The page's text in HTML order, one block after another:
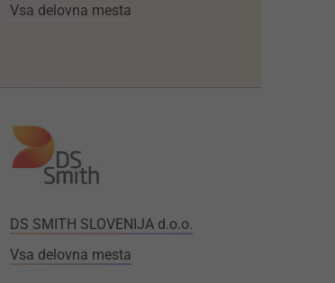
Vsa delovna mesta
DS SMITH SLOVENIJA d.o.o.
Vsa delovna mesta